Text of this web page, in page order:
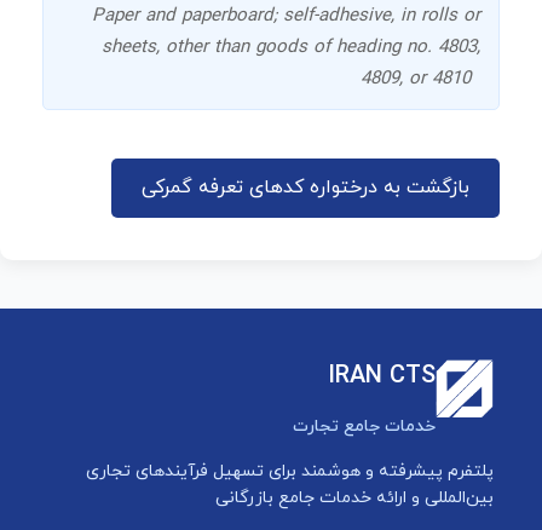
Paper and paperboard; self-adhesive, in rolls or
sheets, other than goods of heading no. 4803,
4809, or 4810
بازگشت به درختواره کدهای تعرفه گمرکی
IRAN CTS
خدمات جامع تجارت
پلتفرم پیشرفته و هوشمند برای تسهیل فرآیندهای تجاری
بین‌المللی و ارائه خدمات جامع بازرگانی